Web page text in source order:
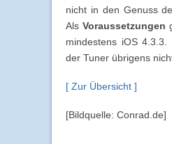
nicht in den Genuss
Als Voraussetzungen
mindestens iOS 4.3.3.
der Tuner übrigens
[ Zur Übersicht ]
[Bildquelle: Conrad.de]